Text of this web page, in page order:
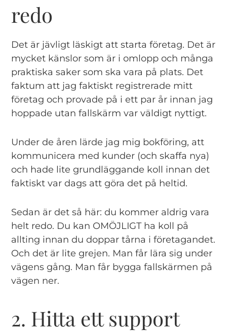
redo
Det är jävligt läskigt att starta företag. Det är
mycket känslor som är i omlopp och många
praktiska saker som ska vara på plats. Det
faktum att jag faktiskt registrerade mitt
företag och provade på i ett par år innan jag
hoppade utan fallskärm var väldigt nyttigt.
Under de åren lärde jag mig bokföring, att
kommunicera med kunder (och skaffa nya)
och hade lite grundläggande koll innan det
faktiskt var dags att göra det på heltid.
Sedan är det så här: du kommer aldrig vara
helt redo. Du kan OMÖJLIGT ha koll på
allting innan du doppar tårna i företagandet.
Och det är lite grejen. Man får lära sig under
vägens gång. Man får bygga fallskärmen på
vägen ner.
2. Hitta ett support